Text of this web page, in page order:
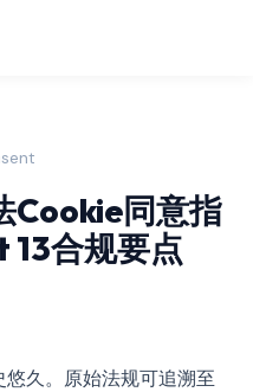
Cookie同意指
合规要点
久。原始法规可追溯至